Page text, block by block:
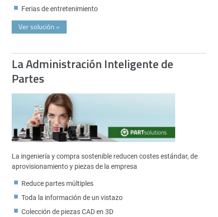
Ferias de entretenimiento
Ver solución »
La Administración Inteligente de
Partes
La ingeniería y compra sostenible reducen costes estándar, de
aprovisionamiento y piezas de la empresa
Reduce partes múltiples
Toda la información de un vistazo
Colección de piezas CAD en 3D